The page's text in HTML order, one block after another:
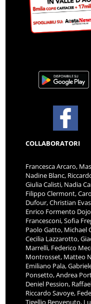
COLLABORATORI
Francesca Arcaro,
Nadine Blanc,
Giulia Calisti, Nadia
Filippo Clermont,
Dufour, Christian
Enrico Formento
Francesconi, Sofia
Paolo Gatto, Michael
Cecilia Lazzarotto,
Marrelli, Federico
Montrosset, Matteo
Emiliano Pala,
Ponsetto, Andrea
Deniel Pession,
Riccardo Savoye,
Tigellio Benvenuto,